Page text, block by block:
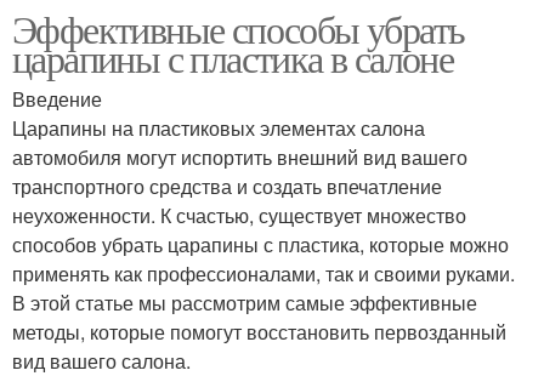
Эффективные способы убрать
царапины с пластика в салоне
Введение
Царапины на пластиковых элементах салона
автомобиля могут испортить внешний вид вашего
транспортного средства и создать впечатление
неухоженности. К счастью, существует множество
способов убрать царапины с пластика, которые можно
применять как профессионалами, так и своими руками.
В этой статье мы рассмотрим самые эффективные
методы, которые помогут восстановить первозданный
вид вашего салона.